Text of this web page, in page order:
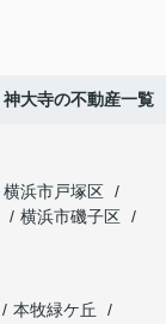
神大寺の不動産一覧
横浜市戸塚区
横浜市磯子区
本牧緑ケ丘